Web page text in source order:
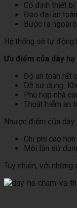
Cố định thiết
Đeo đai an toàn
Bước ra ngoài
Hệ thống sẽ tự
Ưu điểm của dây hạ
Độ an toàn rất
Dễ sử dụng:
Phù hợp nhà
Thoát hiểm an
Nhược điểm của dây
Chi phí cao
Mỗi lần sử
Tuy nhiên, với